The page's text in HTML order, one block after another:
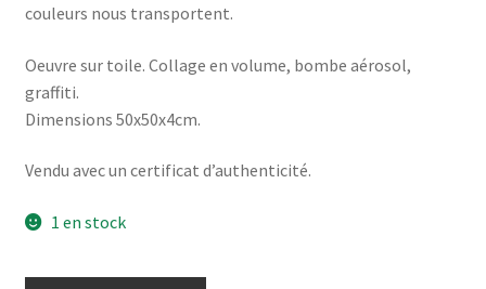
couleurs nous transportent.
Oeuvre sur toile. Collage en volume, bombe aérosol,
graffiti.
Dimensions 50x50x4cm.
Vendu avec un certificat d’authenticité.
1 en stock